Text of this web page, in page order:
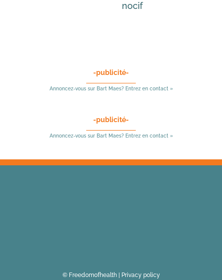
nocif
-publicité-
Annoncez-vous sur Bart Maes? Entrez en contact »
-publicité-
Annoncez-vous sur Bart Maes? Entrez en contact »
© Freedomofhealth | Privacy policy